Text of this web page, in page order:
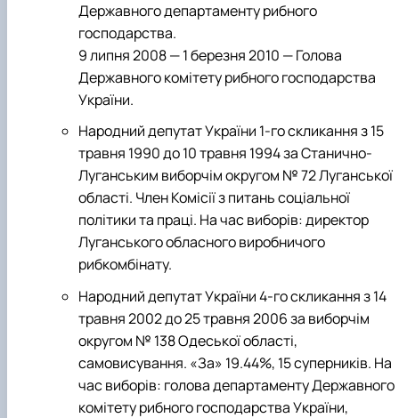
Державного департаменту рибного
господарства.
9 липня 2008 — 1 березня 2010 — Голова
Державного комітету рибного господарства
України.
Народний депутат України 1-го скликання з 15
травня 1990 до 10 травня 1994 за Станично-
Луганським виборчім округом № 72 Луганської
області. Член Комісії з питань соціальної
політики та праці. На час виборів: директор
Луганського обласного виробничого
рибкомбінату.
Народний депутат України 4-го скликання з 14
травня 2002 до 25 травня 2006 за виборчім
округом № 138 Одеської області,
самовисування. «За» 19.44%, 15 суперників. На
час виборів: голова департаменту Державного
комітету рибного господарства України,